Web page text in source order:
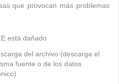
que provocan más problemas
está dañado
del archivo (descarga el
fuente o de los datos